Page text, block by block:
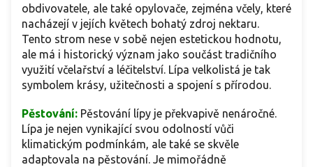
obdivovatele, ale také opylovače, zejména včely, které
nacházejí v jejích květech bohatý zdroj nektaru.
Tento strom nese v sobě nejen estetickou hodnotu,
ale má i historický význam jako součást tradičního
využití včelařství a léčitelství. Lípa velkolistá je tak
symbolem krásy, užitečnosti a spojení s přírodou.
Pěstování: Pěstování lípy je překvapivě nenáročné.
Lípa je nejen vynikající svou odolností vůči
klimatickým podmínkám, ale také se skvěle
adaptovala na pěstování. Je mimořádně